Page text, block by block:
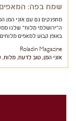
שמח בפה: המאפים
מתפנקים גם עם אזני המן
ה"ירושלמי מלוח" שלנו
באופן קבוע למאפים
Roladin Magazine
אזני המן,טוב לדעת,מלוח,